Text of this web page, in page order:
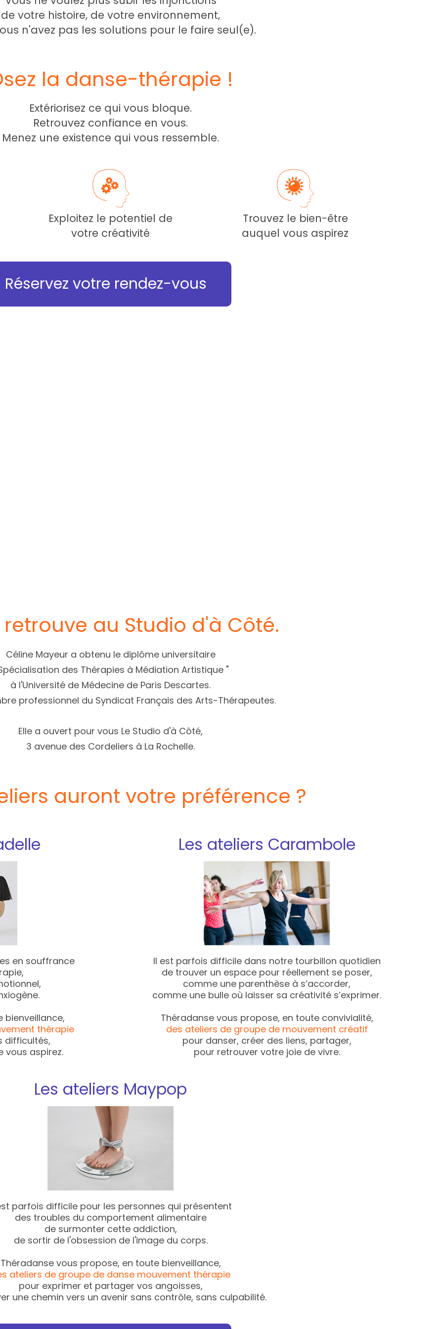
de votre histoire, de votre environnement,
n'avez pas les solutions pour le faire seul(e).
la danse-thérapie !
Extériorisez ce qui vous bloque.
Retrouvez confiance en vous.
Menez une existence qui vous ressemble.
Exploitez le potentiel de
votre créativité
Trouvez le bien-être
auquel vous aspirez
Réservez votre rendez-vous
retrouve au Studio d'à Côté.
Céline Mayeur a obtenu le diplôme universitaire
des Thérapies à Médiation Artistique "
à l'Université de Médecine de Paris Descartes.
professionnel du Syndicat Français des Arts-Thérapeutes.
Elle a ouvert pour vous Le Studio d'à Côté,
3 avenue des Cordeliers à La Rochelle.
auront votre préférence ?
en souffrance
bienveillance,
thérapie
difficultés,
vous aspirez.
Les ateliers Carambole
Il est parfois difficile dans notre tourbillon quotidien
de trouver un espace pour réellement se poser,
comme une parenthèse à s’accorder,
comme une bulle où laisser sa créativité s’exprimer.
Théradanse vous propose, en toute convivialité,
des ateliers de groupe de mouvement créatif
pour danser, créer des liens, partager,
pour retrouver votre joie de vivre.
Les ateliers Maypop
parfois difficile pour les personnes qui présentent
des troubles du comportement alimentaire
de surmonter cette addiction,
de sortir de l'obsession de l'image du corps.
Théradanse vous propose, en toute bienveillance,
ateliers de groupe de danse mouvement thérapie
pour exprimer et partager vos angoisses,
une chemin vers un avenir sans contrôle, sans culpabilité.